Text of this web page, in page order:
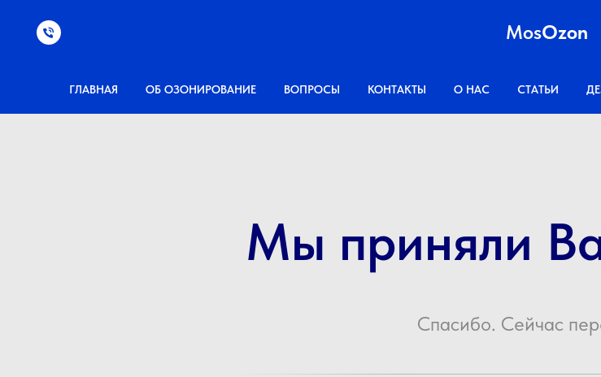
MosOzon
ГЛАВНАЯ ОБ ОЗОНИРОВАНИЕ ВОПРОСЫ КОНТАКТЫ О НАС СТАТЬИ
Мы приняли
Спасибо. Сейчас